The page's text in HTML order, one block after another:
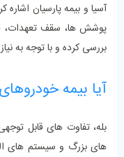
آسیا و بیمه پارسیان
پوشش ‌ها، سقف
بررسی کرده و با توجه به
آیا بیمه
بله، تفاوت‌ های قابل
های بزرگ و سیستم‌ های